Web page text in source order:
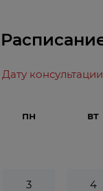
Дату
пн вт
3 4